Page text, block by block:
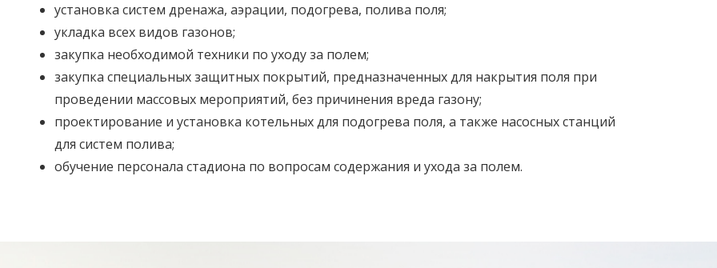
установка систем дренажа, аэрации, подогрева, полива поля;
укладка всех видов газонов;
закупка необходимой техники по уходу за полем;
закупка специальных защитных покрытий, предназначенных для накрытия поля при
проведении массовых мероприятий, без причинения вреда газону;
проектирование и установка котельных для подогрева поля, а также насосных станций
для систем полива;
обучение персонала стадиона по вопросам содержания и ухода за полем.